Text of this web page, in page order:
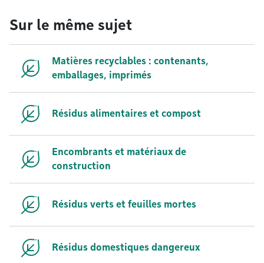
Sur le même sujet
Matières recyclables : contenants,
emballages, imprimés
Résidus alimentaires et compost
Encombrants et matériaux de
construction
Résidus verts et feuilles mortes
Résidus domestiques dangereux